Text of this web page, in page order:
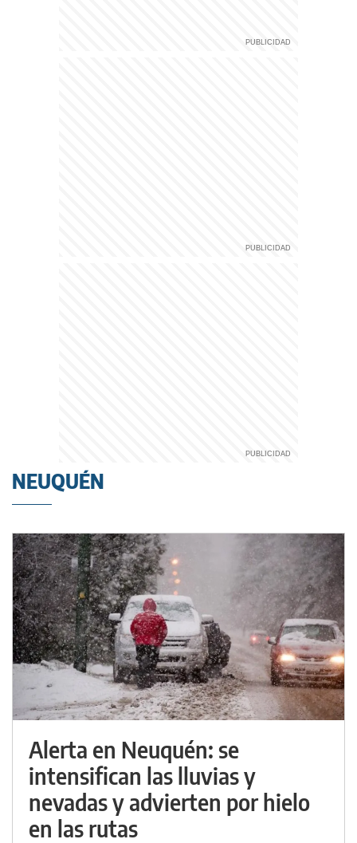
NEUQUÉN
Alerta en Neuquén: se
intensifican las lluvias y
nevadas y advierten por hielo
en las rutas